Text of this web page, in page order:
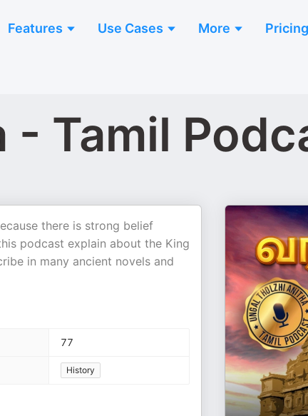
Features Use Cases More Pricing
Tamil
there is strong belief
podcast explain about the King
in many ancient novels and
77
History